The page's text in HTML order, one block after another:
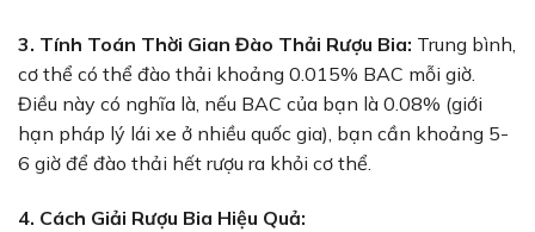
3. Tính Toán Thời Gian Đào Thải Rượu Bia: Trung bình,
cơ thể có thể đào thải khoảng 0.015% BAC mỗi giờ.
Điều này có nghĩa là, nếu BAC của bạn là 0.08% (giới
hạn pháp lý lái xe ở nhiều quốc gia), bạn cần khoảng 5-
6 giờ để đào thải hết rượu ra khỏi cơ thể.
4. Cách Giải Rượu Bia Hiệu Quả: